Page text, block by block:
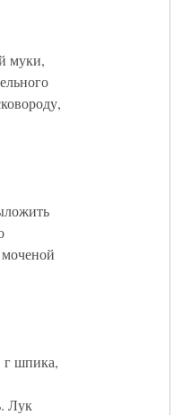
муки,
г шпика,
Лук